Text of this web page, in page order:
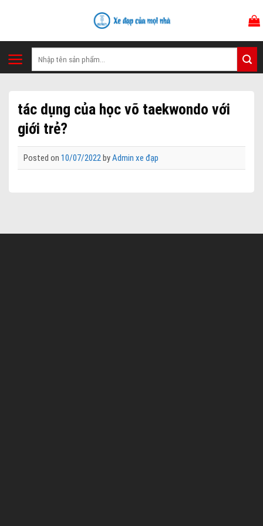
Tìm
kiếm:
tác dụng của học võ taekwondo với
giới trẻ?
Posted on 10/07/2022byAdmin xe đạp